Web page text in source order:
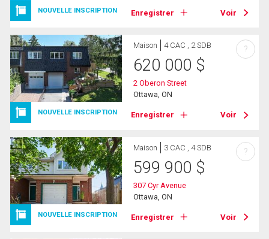
NOUVELLE INSCRIPTION Enregistrer Voir
NOUVELLE INSCRIPTION
Maison 4 CAC , 2 SDB
620 000 $
2 Oberon Street
Ottawa, ON
Enregistrer Voir
?
NOUVELLE INSCRIPTION
Maison 3 CAC , 4 SDB
599 900 $
307 Cyr Avenue
Ottawa, ON
Enregistrer Voir
?